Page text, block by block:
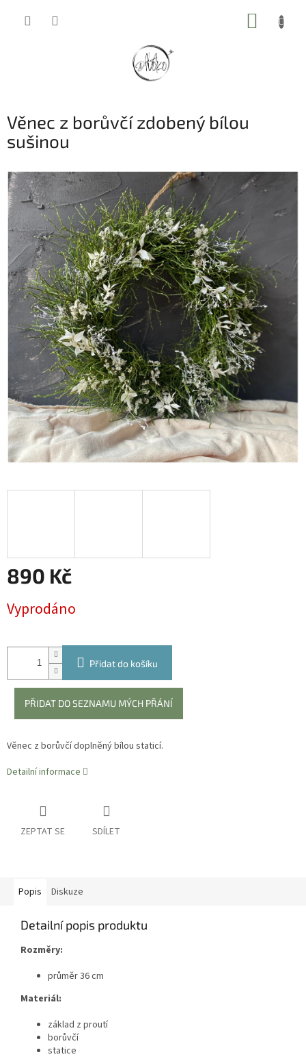
Věnec z borůvčí zdobený bílou
sušinou
890 Kč
cena:
Vyprodáno
Přidat do košíku
PŘIDAT DO SEZNAMU MÝCH PŘÁNÍ
Věnec z borůvčí doplněný bílou staticí.
Detailní informace
ZEPTAT SE SDÍLET
Popis Diskuze
Detailní popis produktu
Rozměry:
průměr 36 cm
Materiál:
základ z proutí
borůvčí
statice